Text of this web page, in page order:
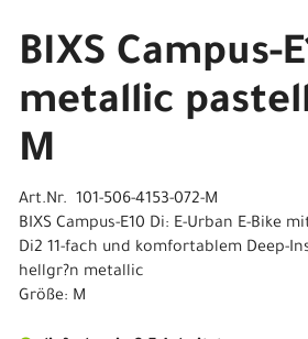
BIXS Campus-
metallic
M
Art.Nr. 101-506-4153-072-M
BIXS Campus-E10 Di: E-Urban E-Bike
Di2 11-fach und komfortablem Deep-
hellgr?n metallic
Größe: M